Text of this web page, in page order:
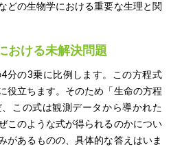
どの生物学における重要な生理と関
おける未解決問題
分の3乗に比例します。この方程式
役立ちます。そのため「生命の方程
この式は観測データから導かれた
このような式が得られるのかについ
があるものの、具体的な答えはいま